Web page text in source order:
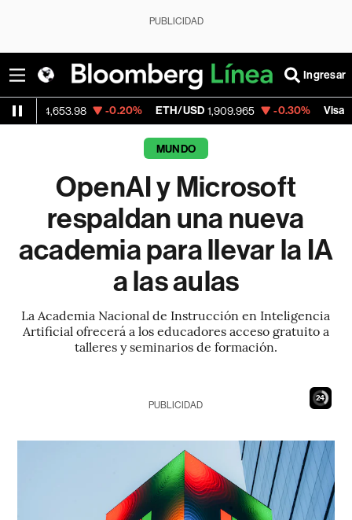
PUBLICIDAD
Ingresar
-0.20% ETH/USD 1,909.965 -0.30% Visa 367.05
MUNDO
OpenAI y Microsoft
respaldan una nueva
academia para llevar la IA
a las aulas
La Academia Nacional de Instrucción en Inteligencia
Artificial ofrecerá a los educadores acceso gratuito a
talleres y seminarios de formación.
23
PUBLICIDAD